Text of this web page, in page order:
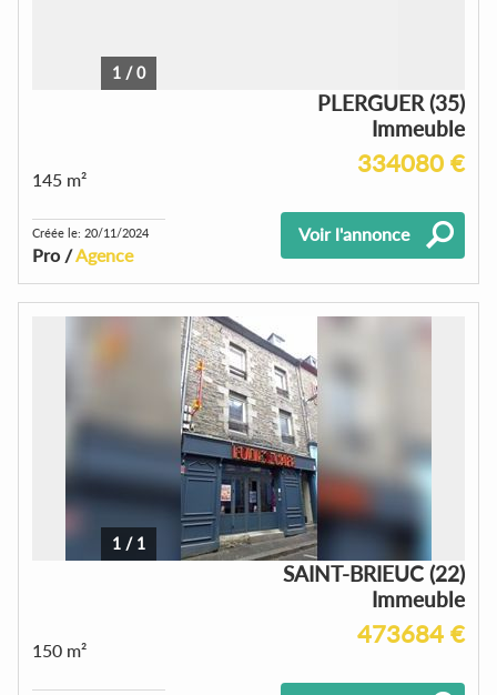
1 /0
PLERGUER (35)
Immeuble
334080 €
145 m²
Créée le: 20/11/2024
Pro /Agence
Voir l'annonce
1 / 1
SAINT-BRIEUC (22)
Immeuble
473684 €
150 m²